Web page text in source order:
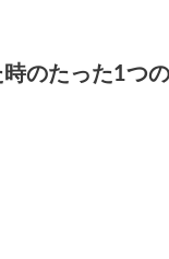
のたった1つ